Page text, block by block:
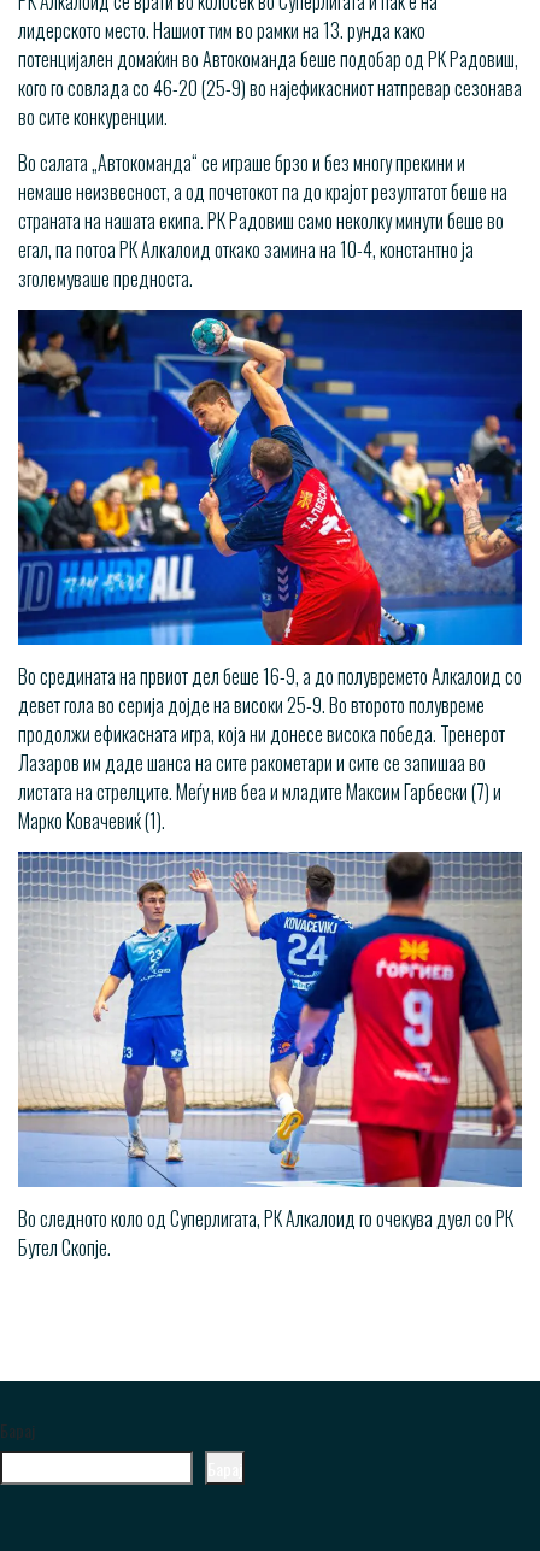
лидерското место. Нашиот тим во рамки на 13. рунда како
потенцијален домаќин во Автокоманда беше подобар од РК Радовиш,
кого го совлада со 46-20 (25-9) во најефикасниот натпревар сезонава
во сите конкуренции.
Во салата „Автокоманда“ се играше брзо и без многу прекини и
немаше неизвесност, а од почетокот па до крајот резултатот беше на
страната на нашата екипа. РК Радовиш само неколку минути беше во
егал, па потоа РК Алкалоид откако замина на 10-4, константно ја
зголемуваше предноста.
Во средината на првиот дел беше 16-9, а до полувремето Алкалоид со
девет гола во серија дојде на високи 25-9. Во второто полувреме
продолжи ефикасната игра, која ни донесе висока победа. Тренерот
Лазаров им даде шанса на сите ракометари и сите се запишаа во
листата на стрелците. Меѓу нив беа и младите Максим Гарбески (7) и
Марко Ковачевиќ (1).
Во следното коло од Суперлигата, РК Алкалоид го очекува дуел со РК
Бутел Скопје.
Барај